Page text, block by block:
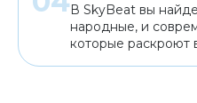
В SkyBeat вы
народные, и
которые раскроют